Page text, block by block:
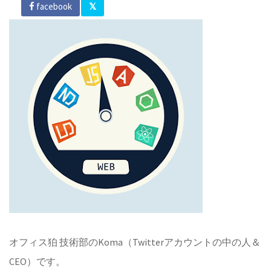
facebook
オフィス狛 技術部のKoma（Twitterアカウントの中の人＆
CEO）です。